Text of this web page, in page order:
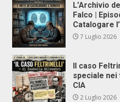
L’Archivio
Falco |
Catalogare
7 Luglio 2026
Il caso
speciale
CIA
2 Luglio 2026